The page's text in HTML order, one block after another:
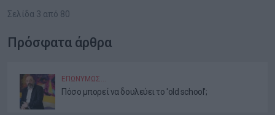
Σελίδα 3 από 80
Πρόσφατα άρθρα
ΕΠΩΝΎΜΩΣ…
Πόσο μπορεί να δουλεύει το 'old school';